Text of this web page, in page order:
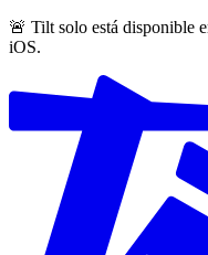
🚨 Tilt solo está disponible
iOS.